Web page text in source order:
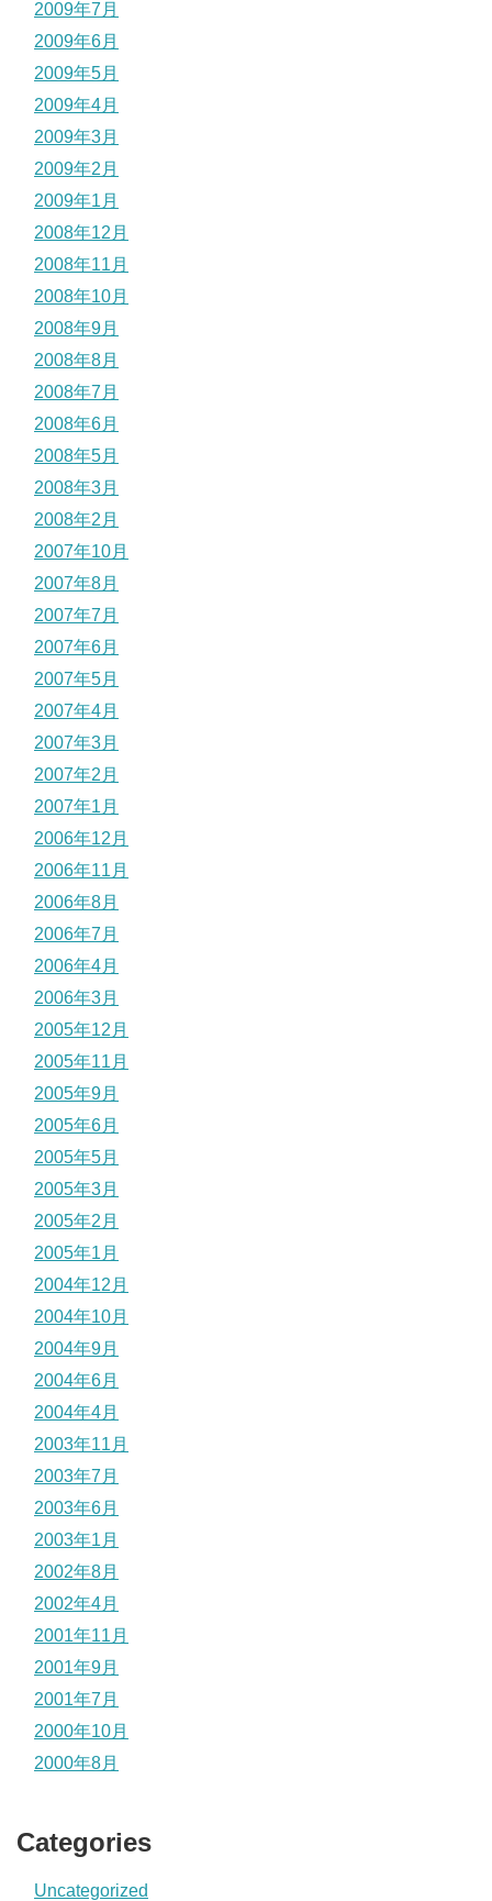
2009年7月
2009年6月
2009年5月
2009年4月
2009年3月
2009年2月
2009年1月
2008年12月
2008年11月
2008年10月
2008年9月
2008年8月
2008年7月
2008年6月
2008年5月
2008年3月
2008年2月
2007年10月
2007年8月
2007年7月
2007年6月
2007年5月
2007年4月
2007年3月
2007年2月
2007年1月
2006年12月
2006年11月
2006年8月
2006年7月
2006年4月
2006年3月
2005年12月
2005年11月
2005年9月
2005年6月
2005年5月
2005年3月
2005年2月
2005年1月
2004年12月
2004年10月
2004年9月
2004年6月
2004年4月
2003年11月
2003年7月
2003年6月
2003年1月
2002年8月
2002年4月
2001年11月
2001年9月
2001年7月
2000年10月
2000年8月
Categories
Uncategorized